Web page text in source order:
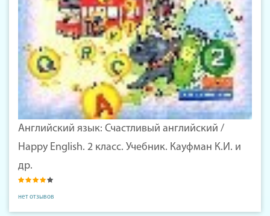
Английский язык: Счастливый английский /
Happy English. 2 класс. Учебник. Кауфман К.И. и
др.
нет отзывов